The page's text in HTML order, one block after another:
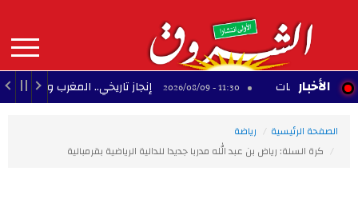
contenu
principal
MAIN
NAVIGATION الأخبار 11:30 - 2026/08/09 إنجاز تاريخي.. المغرب والجزائر يحققان 3 مكاسب كبرى في كأس إفريقيا للسيدات
الصفحة الرئيسية
رياضة
كرة السلة: رياض بن عبد الله مدربا جديدا للدالية الرياضية بقرمبالية